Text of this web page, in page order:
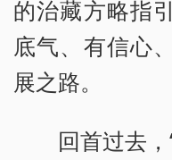
的治藏方略指
底气、有信心
展之路。
回首过去，“